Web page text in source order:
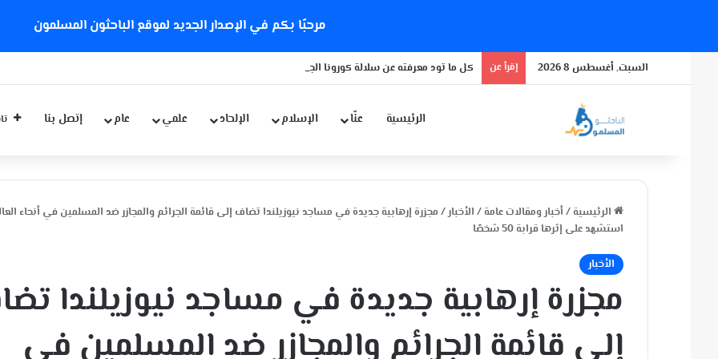
مرحبًا بكم في الإصدار الجديد لموقع الباحثون المسلمون
السبت, أغسطس 8 2026 إقرأ عن كل ما تود معرفته عن سلالة كورونا الجديدة
الرئيسية عنّا الإسلام الإلحاد علمي عام إتصل بنا
الرئيسية / أخبار ومقالات عامة / الأخبار/ مجزرة إرهابية جديدة في مساجد نيوزيلندا تضاف إلى قائمة الجرائم والمجازر ضد المسلمين في أنحاء
استشهد على إثرها قرابة 50 شخصًا
الأخبار
مجزرة إرهابية جديدة في مساجد نيوزيلندا
إلى قائمة الجرائم والمجازر ضد المسلمين في